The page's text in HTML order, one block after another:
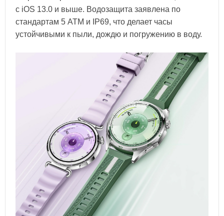
с iOS 13.0 и выше. Водозащита заявлена по
стандартам 5 ATM и IP69, что делает часы
устойчивыми к пыли, дождю и погружению в воду.